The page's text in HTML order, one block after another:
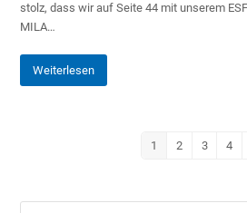
stolz, dass wir auf Seite 44 mit unserem
MILA…
Weiterlesen
Seite
1 Seite
2 Seite
3 4